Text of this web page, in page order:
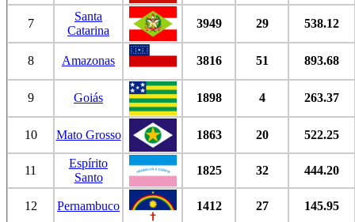
7
Santa
Catarina
3949 29 538.12
8 Amazonas 3816 51 893.68
9 Goiás 1898 4 263.37
10 Mato Grosso 1863 20 522.25
11
Espírito
Santo
1825 32 444.20
12 Pernambuco 1412 27 145.95